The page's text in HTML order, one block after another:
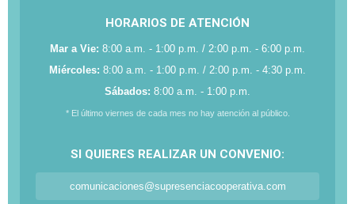
HORARIOS DE ATENCIÓN
Mar a Vie: 8:00 a.m. - 1:00 p.m. / 2:00 p.m. - 6:00 p.m.
Miércoles: 8:00 a.m. - 1:00 p.m. / 2:00 p.m. - 4:30 p.m.
Sábados: 8:00 a.m. - 1:00 p.m.
* El último viernes de cada mes no hay atención al público.
SI QUIERES REALIZAR UN CONVENIO:
comunicaciones@supresenciacooperativa.com